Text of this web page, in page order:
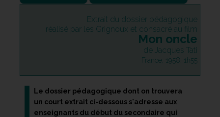
Extrait du dossier pédagogique
réalisé par les Grignoux et consacré au film
Mon oncle
de Jacques Tati
France, 1958, 1h55
Le dossier pédagogique dont on trouvera
un court extrait ci-dessous s'adresse aux
enseignants du début du secondaire qui